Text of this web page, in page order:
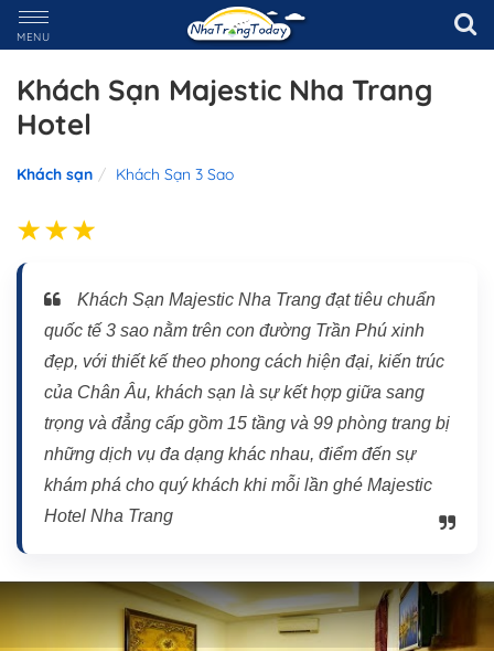
MENU
Khách Sạn Majestic Nha Trang
Hotel
Khách sạn Khách Sạn 3 Sao
Khách Sạn Majestic Nha Trang đạt tiêu chuẩn
quốc tế 3 sao nằm trên con đường Trần Phú xinh
đẹp, với thiết kế theo phong cách hiện đại, kiến trúc
của Chân Âu, khách sạn là sự kết hợp giữa sang
trọng và đẳng cấp gồm 15 tầng và 99 phòng trang bị
những dịch vụ đa dạng khác nhau, điểm đến sự
khám phá cho quý khách khi mỗi lần ghé Majestic
Hotel Nha Trang